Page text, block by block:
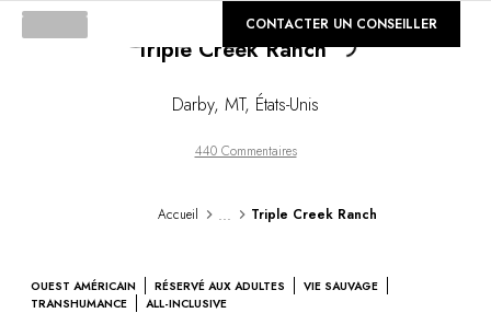
GALERIE
Triple Creek Ranch
Loading...
Darby, MT, États-Unis
440 Commentaires
Accueil ... Triple Creek Ranch
OUEST AMÉRICAIN RÉSERVÉ AUX ADULTES
VIE SAUVAGE
TRANSHUMANCE
ALL-INCLUSIVE
CONTACTER UN CONSEILLER